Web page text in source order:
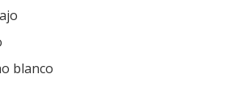
blanco